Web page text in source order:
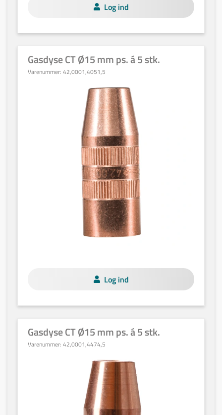
Log ind
Gasdyse CT Ø15 mm ps. á 5 stk.
Varenummer: 42,0001,4051,5
Log ind
Gasdyse CT Ø15 mm ps. á 5 stk.
Varenummer: 42,0001,4474,5